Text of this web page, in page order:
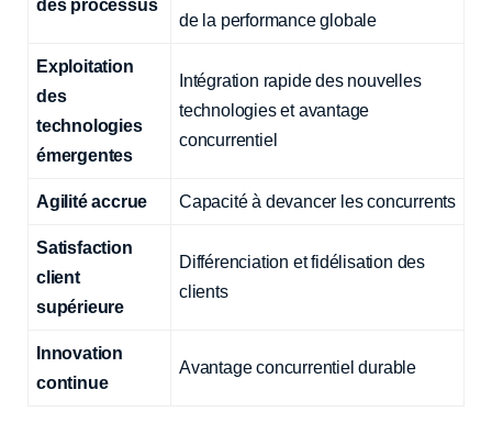
des processus
de la performance globale
Exploitation
des
technologies
émergentes
Intégration rapide des nouvelles
technologies et avantage
concurrentiel
Agilité accrue Capacité à devancer les concurrents
Satisfaction
client
supérieure
Différenciation et fidélisation des
clients
Innovation
continue
Avantage concurrentiel durable